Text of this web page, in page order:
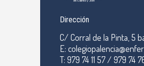
Dirección
C/ Corral de la Pinta, 5
E:
T: 979 74 11 57 / 979 74